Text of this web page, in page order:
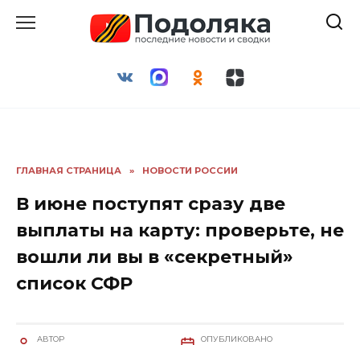
ГЛАВНАЯ СТРАНИЦА » НОВОСТИ РОССИИ
В июне поступят сразу две
выплаты на карту: проверьте, не
вошли ли вы в «секретный»
список СФР
АВТОР ОПУБЛИКОВАНО